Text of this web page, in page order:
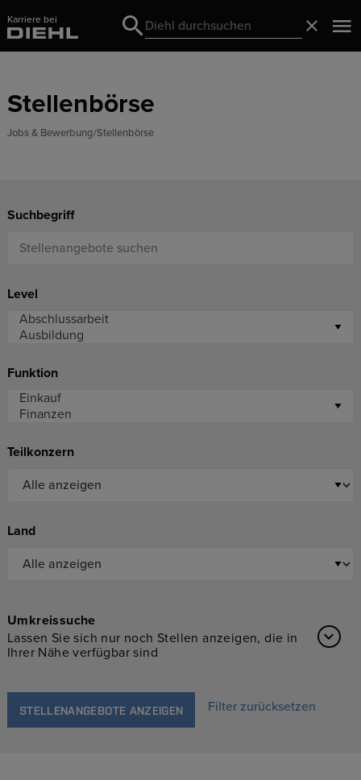
Karriere bei
Search
Search
Stellenbörse
Jobs & Bewerbung Stellenbörse
Suchbegriff
Level
Funktion
Teilkonzern
Land
Umkreissuche
Lassen Sie sich nur noch Stellen anzeigen, die in
Ihrer Nähe verfügbar sind
STELLENANGEBOTE ANZEIGEN Filter zurücksetzen